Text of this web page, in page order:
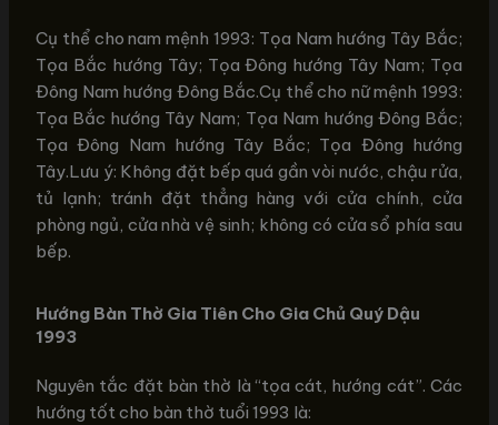
Cụ thể cho nam mệnh 1993: Tọa Nam hướng Tây Bắc;
Tọa Bắc hướng Tây; Tọa Đông hướng Tây Nam; Tọa
Đông Nam hướng Đông Bắc.Cụ thể cho nữ mệnh 1993:
Tọa Bắc hướng Tây Nam; Tọa Nam hướng Đông Bắc;
Tọa Đông Nam hướng Tây Bắc; Tọa Đông hướng
Tây.Lưu ý: Không đặt bếp quá gần vòi nước, chậu rửa,
tủ lạnh; tránh đặt thẳng hàng với cửa chính, cửa
phòng ngủ, cửa nhà vệ sinh; không có cửa sổ phía sau
bếp.
Hướng Bàn Thờ Gia Tiên Cho Gia Chủ Quý Dậu
1993
Nguyên tắc đặt bàn thờ là “tọa cát, hướng cát”. Các
hướng tốt cho bàn thờ tuổi 1993 là: